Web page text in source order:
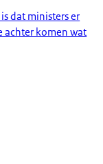
dat ministers er
achter komen wat